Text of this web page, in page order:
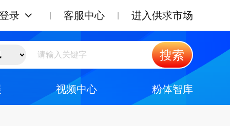
录 客服中心 进入供求市场
搜索
视频中心 粉体智库